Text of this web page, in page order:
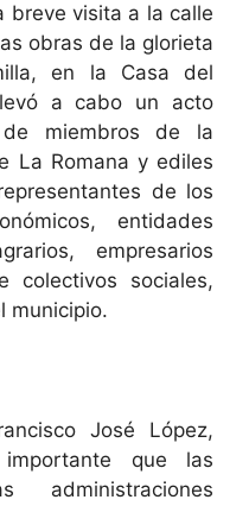
breve visita a la calle
obras de la glorieta
en la Casa del
a cabo un acto
miembros de la
La Romana y ediles
de los
entidades
empresarios
colectivos sociales,
municipio.
José López,
que las
administraciones